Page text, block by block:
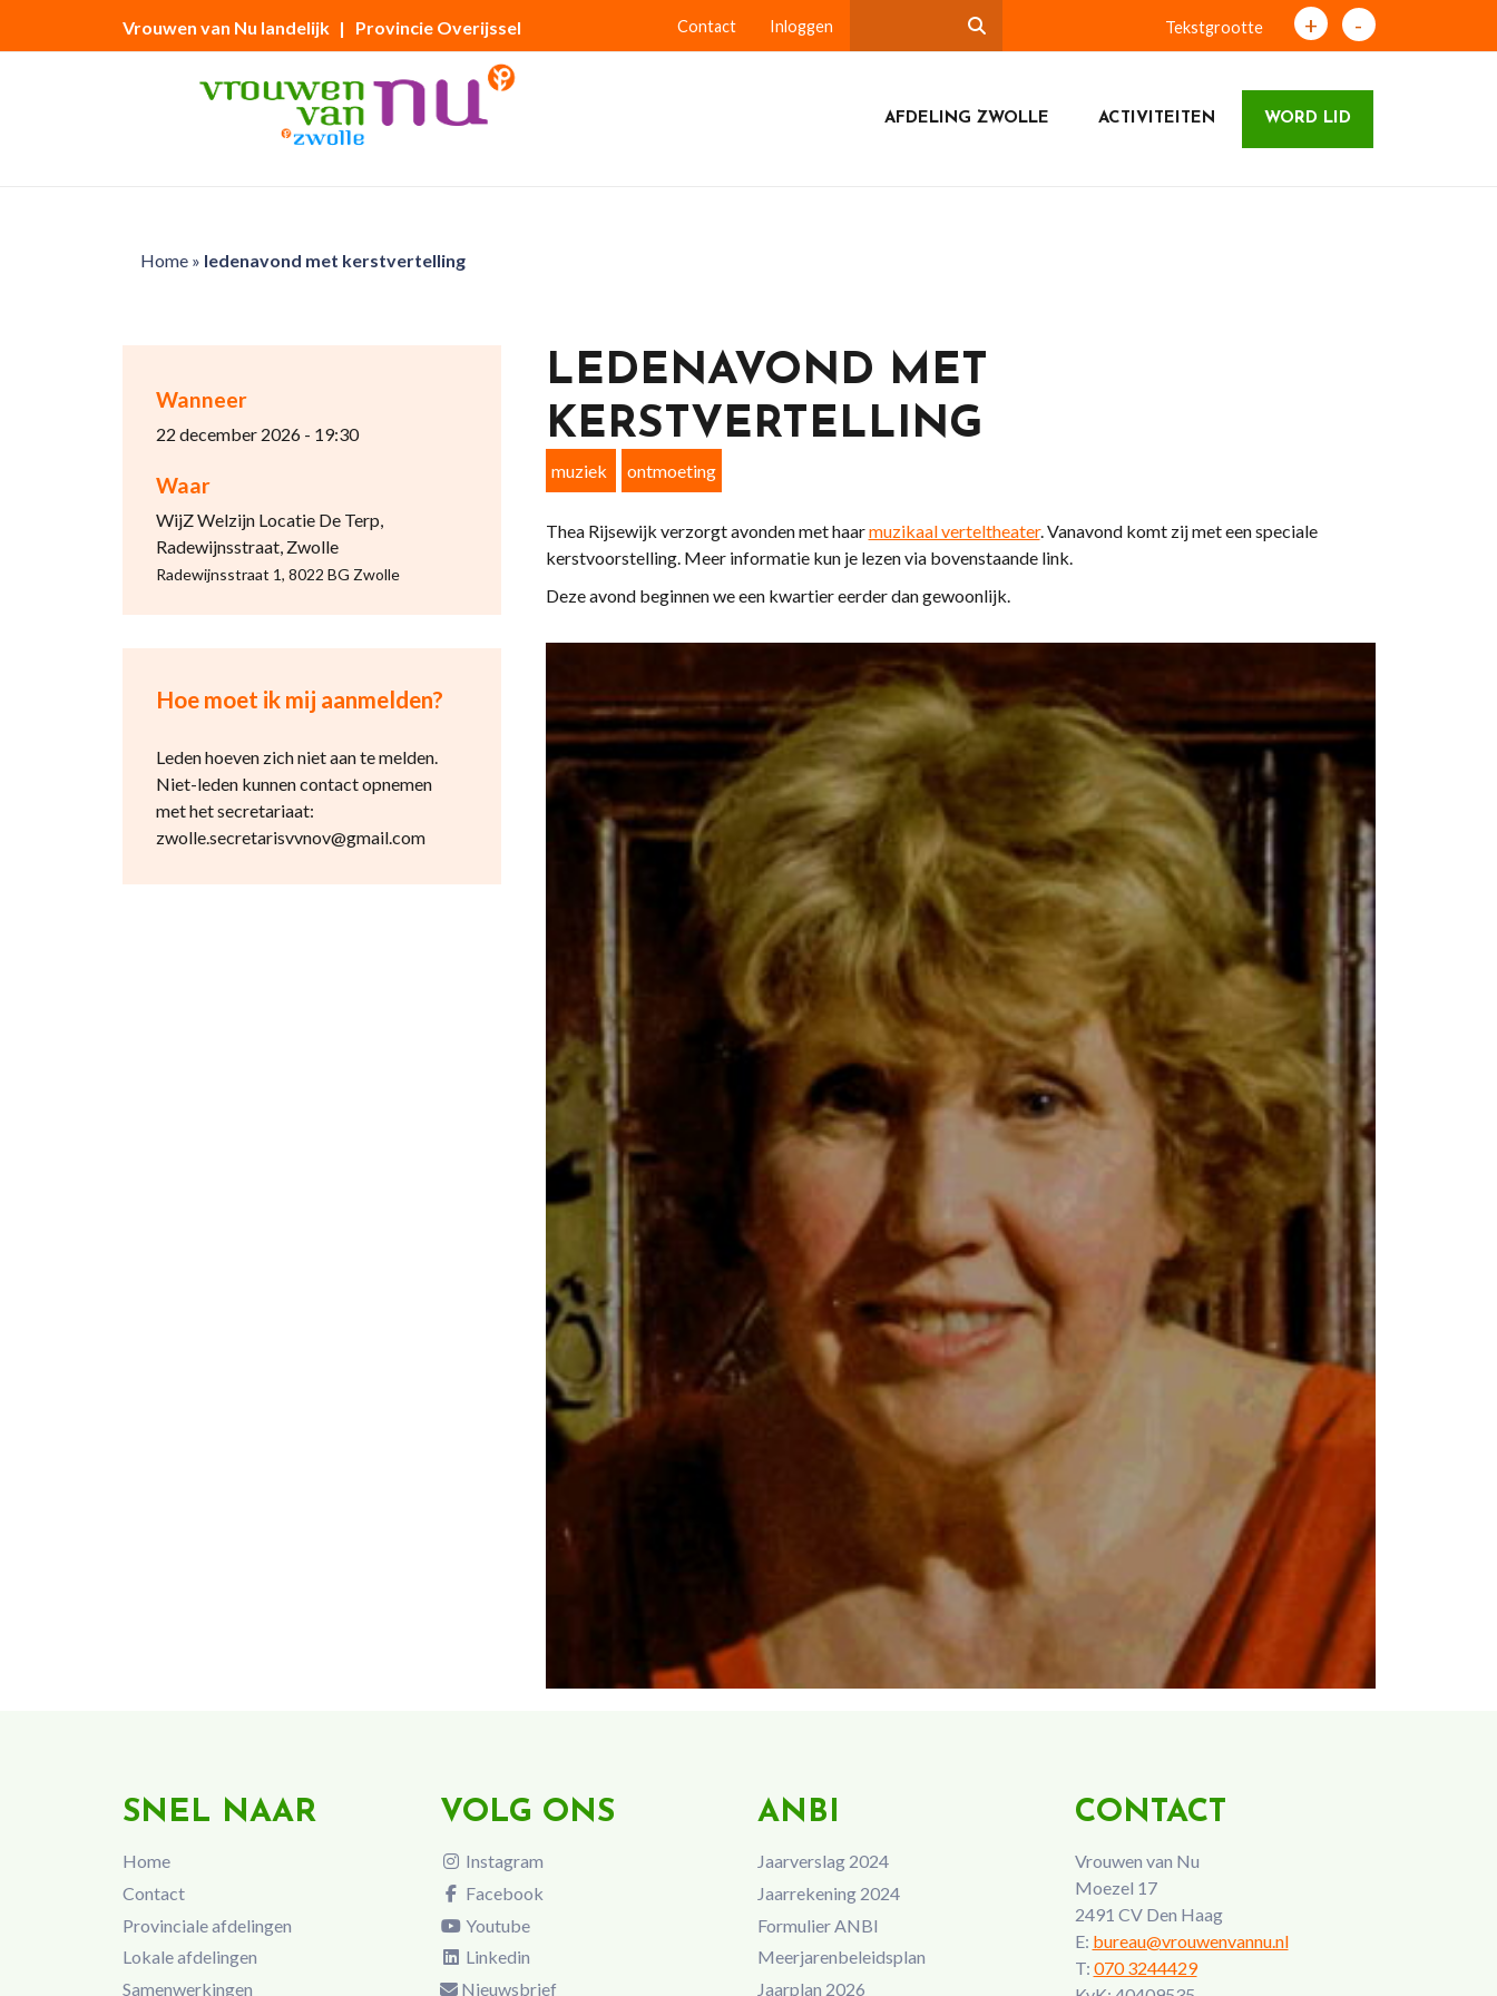
Vrouwen van Nu landelijk | Provincie Overijssel Contact Inloggen Tekstgrootte + -
AFDELING ZWOLLE ACTIVITEITEN WORD LID
Home» ledenavond met kerstvertelling
Wanneer
22 december 2026 - 19:30
Waar
WijZ Welzijn Locatie De Terp,
Radewijnsstraat, Zwolle
Radewijnsstraat 1, 8022 BG Zwolle
Hoe moet ik mij aanmelden?
Leden hoeven zich niet aan te melden.
Niet-leden kunnen contact opnemen
met het secretariaat:
zwolle.secretarisvvnov@gmail.com
LEDENAVOND MET
KERSTVERTELLING
muziek ontmoeting
Thea Rijsewijk verzorgt avonden met haarmuzikaal verteltheater. Vanavond komt zij met een speciale
kerstvoorstelling. Meer informatie kun je lezen via bovenstaande link.
Deze avond beginnen we een kwartier eerder dan gewoonlijk.
SNEL NAAR
Home
Contact
Provinciale afdelingen
Lokale afdelingen
Samenwerkingen
VOLG ONS
Instagram
Facebook
Youtube
Linkedin
Nieuwsbrief
ANBI
Jaarverslag 2024
Jaarrekening 2024
Formulier ANBI
Meerjarenbeleidsplan
Jaarplan 2026
CONTACT
Vrouwen van Nu
Moezel 17
2491 CV Den Haag
E: bureau@vrouwenvannu.nl
T: 070 3244429